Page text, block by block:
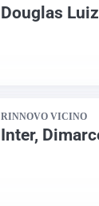
Douglas
RINNOVO VICINO
Inter,